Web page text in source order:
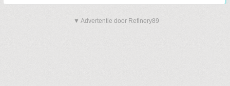
▼ Advertentie door Refinery89